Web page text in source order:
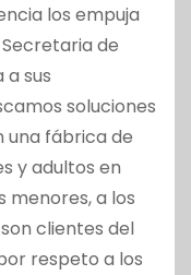
los empuja
de
sus
soluciones
una fábrica de
y adultos en
menores, a los
clientes del
respeto a los